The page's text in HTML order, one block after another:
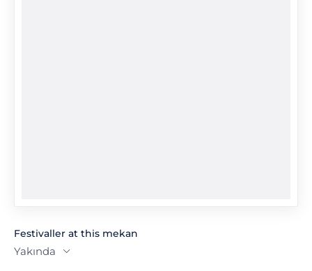
Festivaller at this mekan
Yakında